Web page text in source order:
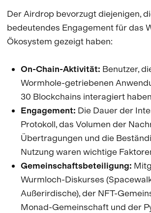
Der Airdrop bevorzugt diejenigen,
bedeutendes Engagement für das
Ökosystem gezeigt haben:
On-Chain-Aktivität: Benutzer,
Wormhole-getriebenen
30 Blockchains interagiert
Engagement: Die Dauer der
Protokoll, das Volumen der
Übertragungen und die
Nutzung waren wichtige
Gemeinschaftsbeteiligung:
Wurmloch-Diskurses
Außerirdische), der NFT-
Monad-Gemeinschaft und der